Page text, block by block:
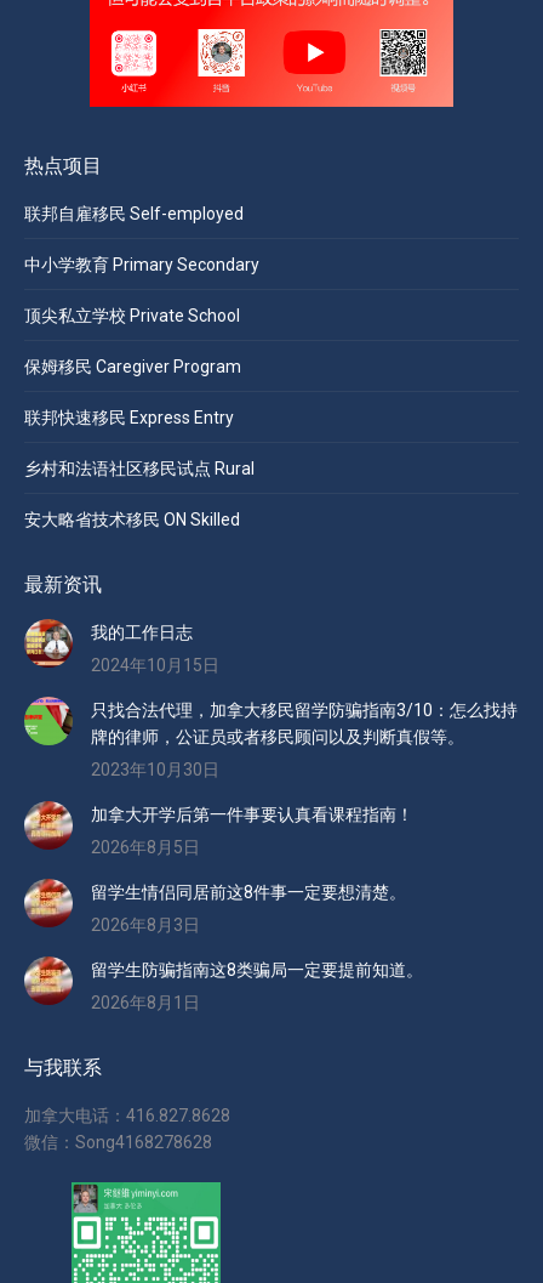
热点项目
联邦自雇移民 Self-employed
中小学教育 Primary Secondary
顶尖私立学校 Private School
保姆移民 Caregiver Program
联邦快速移民 Express Entry
乡村和法语社区移民试点 Rural
安大略省技术移民 ON Skilled
最新资讯
我的工作日志
2024年10月15日
只找合法代理，加拿大移民留学防骗指南3/10：怎么找持
牌的律师，公证员或者移民顾问以及判断真假等。
2023年10月30日
加拿大开学后第一件事要认真看课程指南！
2026年8月5日
留学生情侣同居前这8件事一定要想清楚。
2026年8月3日
留学生防骗指南这8类骗局一定要提前知道。
2026年8月1日
与我联系
加拿大电话：416.827.8628
微信：Song4168278628